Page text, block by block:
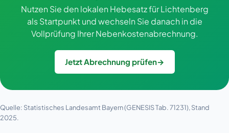
Nutzen Sie den lokalen Hebesatz für Lichtenberg
als Startpunkt und wechseln Sie danach in die
Vollprüfung Ihrer Nebenkostenabrechnung.
Jetzt Abrechnung prüfen→
Quelle: Statistisches Landesamt Bayern (GENESIS Tab. 71231), Stand
2025.